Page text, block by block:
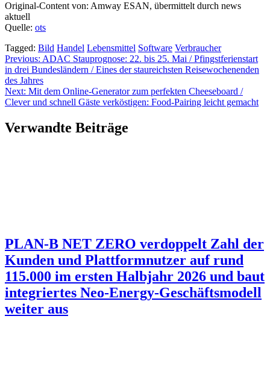
Original-Content von: Amway ESAN, übermittelt durch news
aktuell
Quelle: ots
Tagged: Bild Handel Lebensmittel Software Verbraucher
Beitragsnavigation
Previous: ADAC Stauprognose: 22. bis 25. Mai / Pfingstferienstart
in drei Bundesländern / Eines der staureichsten Reisewochenenden
des Jahres
Next: Mit dem Online-Generator zum perfekten Cheeseboard /
Clever und schnell Gäste verköstigen: Food-Pairing leicht gemacht
Verwandte Beiträge
PLAN-B NET ZERO verdoppelt Zahl der
Kunden und Plattformnutzer auf rund
115.000 im ersten Halbjahr 2026 und baut
integriertes Neo-Energy-Geschäftsmodell
weiter aus